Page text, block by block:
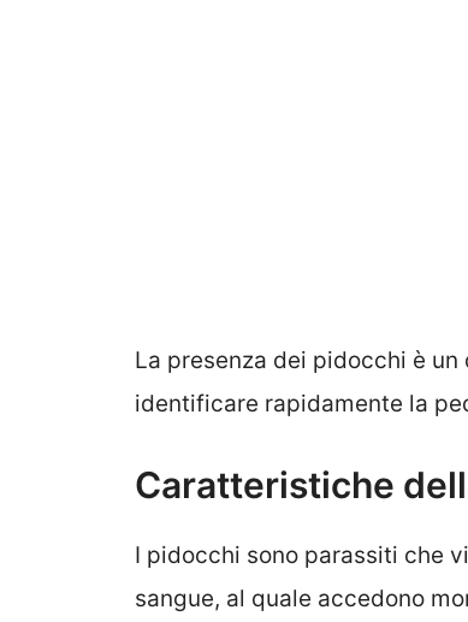
La presenza dei pidocchi è
identificare rapidamente la
Caratteristiche
I pidocchi sono parassiti che
sangue, al quale accedono